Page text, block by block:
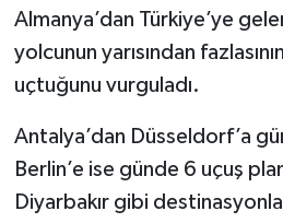
Almanya’dan Türkiye’ye
yolcunun yarısından
uçtuğunu vurguladı.
Antalya’dan Düsseldorf’a
Berlin’e ise günde 6 uçuş
Diyarbakır gibi